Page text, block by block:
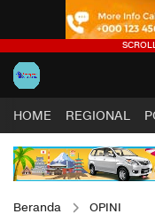
HOME REGIONAL
Beranda OPINI